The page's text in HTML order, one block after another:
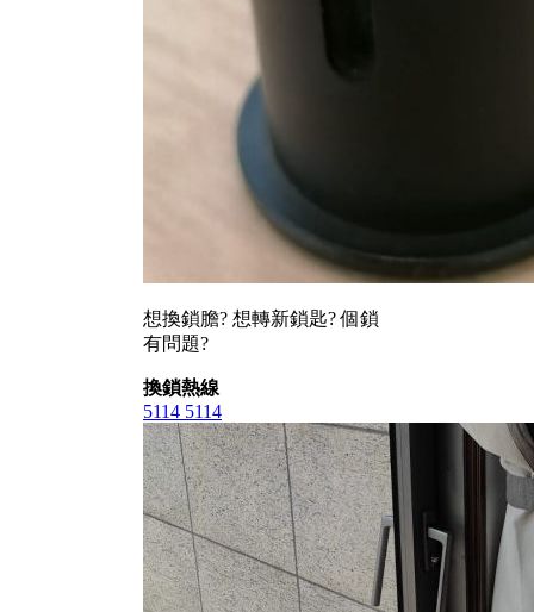
想換鎖膽? 想轉新鎖匙? 個鎖
有問題?
換鎖熱線
5114 5114